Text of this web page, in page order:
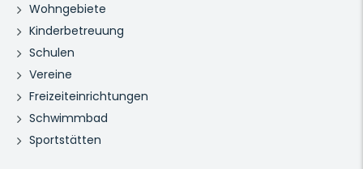
Wohngebiete
Kinderbetreuung
Schulen
Vereine
Freizeiteinrichtungen
Schwimmbad
Sportstätten